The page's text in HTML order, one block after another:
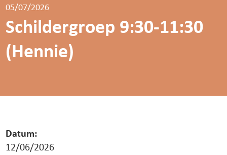
05/07/2026
Schildergroep 9:30-11:30
(Hennie)
Datum:
12/06/2026